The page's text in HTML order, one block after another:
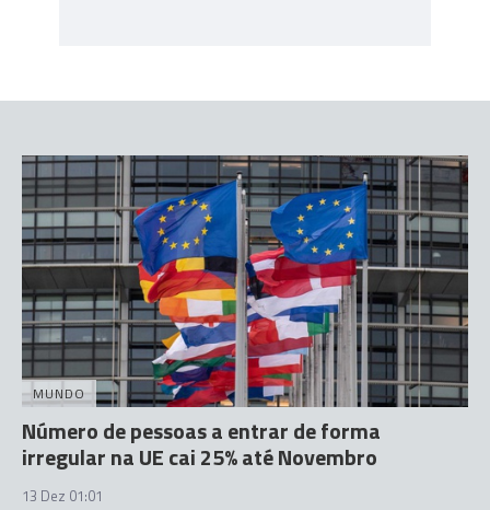
MUNDO
Número de pessoas a entrar de forma
irregular na UE cai 25% até Novembro
13 Dez 01:01